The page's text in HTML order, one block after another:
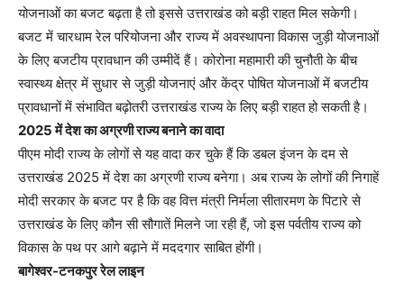
योजनाओं का बजट बढ़ता है तो इससे उत्तराखंड को बड़ी राहत मिल सकेगी।
बजट में चारधाम रेल परियोजना और राज्य में अवस्थापना विकास जुड़ी योजनाओं
के लिए बजटीय प्रावधान की उम्मीदें हैं। कोरोना महामारी की चुनौती के बीच
स्वास्थ्य क्षेत्र में सुधार से जुड़ी योजनाएं और केंद्र पोषित योजनाओं में बजटीय
प्रावधानों में संभावित बढ़ोतरी उत्तराखंड राज्य के लिए बड़ी राहत हो सकती है।
2025 में देश का अग्रणी राज्य बनाने का वादा
पीएम मोदी राज्य के लोगों से यह वादा कर चुके हैं कि डबल इंजन के दम से
उत्तराखंड 2025 में देश का अग्रणी राज्य बनेगा। अब राज्य के लोगों की निगाहें
मोदी सरकार के बजट पर है कि वह वित्त मंत्री निर्मला सीतारमण के पिटारे से
उत्तराखंड के लिए कौन सी सौगातें मिलने जा रही हैं, जो इस पर्वतीय राज्य को
विकास के पथ पर आगे बढ़ाने में मददगार साबित होंगी।
बागेश्वर-टनकपुर रेल लाइन